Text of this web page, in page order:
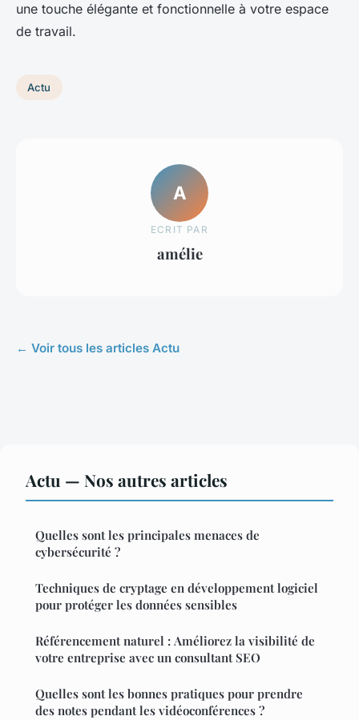
une touche élégante et fonctionnelle à votre espace
de travail.
Actu
A
ECRIT PAR
amélie
← Voir tous les articles Actu
Actu — Nos autres articles
Quelles sont les principales menaces de
cybersécurité ?
Techniques de cryptage en développement logiciel
pour protéger les données sensibles
Référencement naturel : Améliorez la visibilité de
votre entreprise avec un consultant SEO
Quelles sont les bonnes pratiques pour prendre
des notes pendant les vidéoconférences ?